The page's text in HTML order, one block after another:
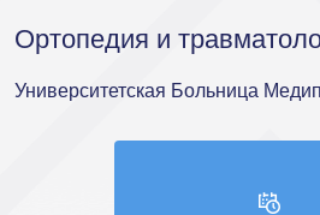
Ортопедия и
Университетская Больница